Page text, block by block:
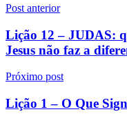
Navegação
de
Post
Post anterior
Lição 12 – JUDAS:
Jesus não faz a
Próximo post
Lição 1 – O Que